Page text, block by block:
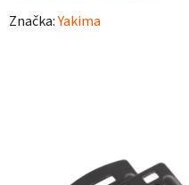
Značka:Yakima